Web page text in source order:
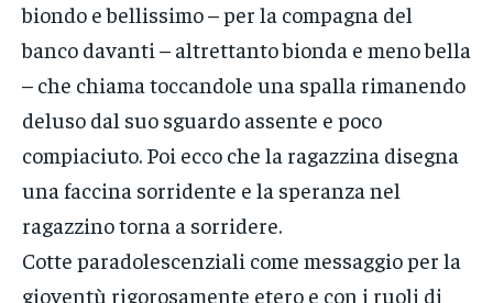
biondo e bellissimo – per la compagna del
banco davanti – altrettanto bionda e meno bella
– che chiama toccandole una spalla rimanendo
deluso dal suo sguardo assente e poco
compiaciuto. Poi ecco che la ragazzina disegna
una faccina sorridente e la speranza nel
ragazzino torna a sorridere.
Cotte paradolescenziali come messaggio per la
gioventù rigorosamente etero e con i ruoli di